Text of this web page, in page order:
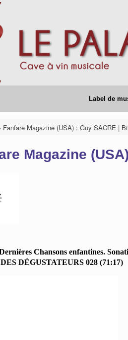
Label de
Fanfare Magazine (USA) : Guy SACRE |
Magazine
Chansons enfantines.
DÉGUSTATEURS 028 (71:17)